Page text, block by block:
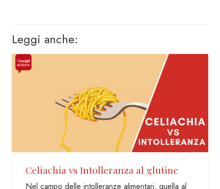
Leggi anche:
Come sostituire il burro nei dolci
Sempre più spesso le persone sentono l’esigenza